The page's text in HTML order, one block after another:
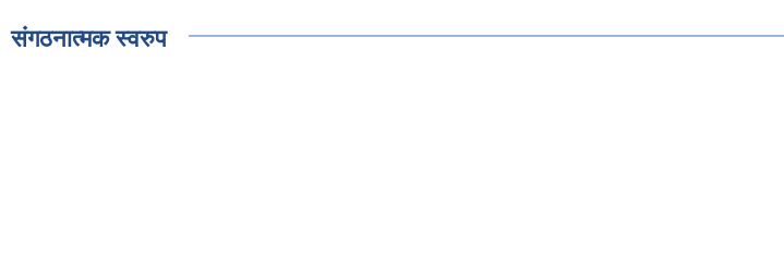
संगठनात्मक स्वरुप